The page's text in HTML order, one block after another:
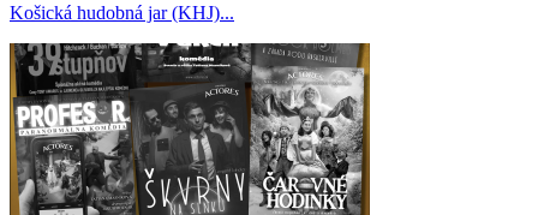
Košická hudobná jar (KHJ)...